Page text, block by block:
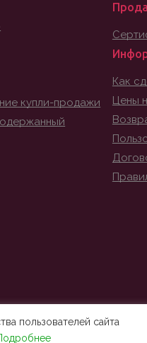
купли-продажи
Как
Цены
пользователей сайта